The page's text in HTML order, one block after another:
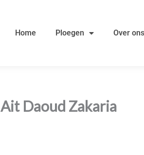
Home Ploegen Over ons
Ait Daoud Zakaria